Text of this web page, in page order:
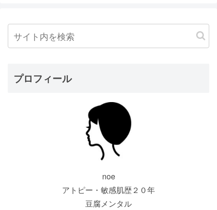
プロフィール
noe
アトピー・敏感肌歴２０年
豆腐メンタル